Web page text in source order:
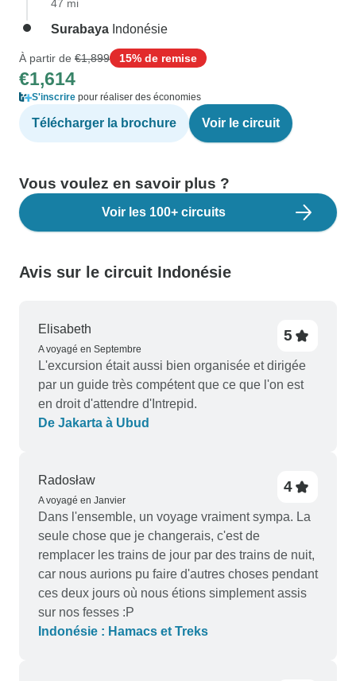
47 mi
Surabaya Indonésie
À partir de €1,899 15% de remise
€1,614
S'inscrire pour réaliser des économies
Télécharger la brochure Voir le circuit
Vous voulez en savoir plus ?
Voir les 100+ circuits
Avis sur le circuit Indonésie
Elisabeth
A voyagé en Septembre
5
L'excursion était aussi bien organisée et dirigée
par un guide très compétent que ce que l'on est
en droit d'attendre d'Intrepid.
De Jakarta à Ubud
Radosław
A voyagé en Janvier
4
Dans l'ensemble, un voyage vraiment sympa. La
seule chose que je changerais, c'est de
remplacer les trains de jour par des trains de nuit,
car nous aurions pu faire d'autres choses pendant
ces deux jours où nous étions simplement assis
sur nos fesses :P
Indonésie : Hamacs et Treks